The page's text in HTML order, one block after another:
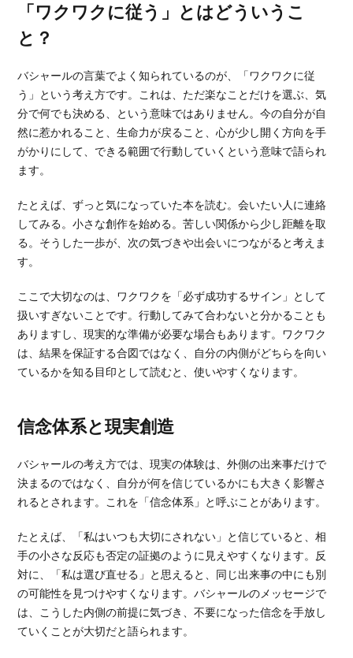
「ワクワクに従う」とはどういうこ
と？
バシャールの言葉でよく知られているのが、「ワクワクに従
う」という考え方です。これは、ただ楽なことだけを選ぶ、気
分で何でも決める、という意味ではありません。今の自分が自
然に惹かれること、生命力が戻ること、心が少し開く方向を手
がかりにして、できる範囲で行動していくという意味で語られ
ます。
たとえば、ずっと気になっていた本を読む。会いたい人に連絡
してみる。小さな創作を始める。苦しい関係から少し距離を取
る。そうした一歩が、次の気づきや出会いにつながると考えま
す。
ここで大切なのは、ワクワクを「必ず成功するサイン」として
扱いすぎないことです。行動してみて合わないと分かることも
ありますし、現実的な準備が必要な場合もあります。ワクワク
は、結果を保証する合図ではなく、自分の内側がどちらを向い
ているかを知る目印として読むと、使いやすくなります。
信念体系と現実創造
バシャールの考え方では、現実の体験は、外側の出来事だけで
決まるのではなく、自分が何を信じているかにも大きく影響さ
れるとされます。これを「信念体系」と呼ぶことがあります。
たとえば、「私はいつも大切にされない」と信じていると、相
手の小さな反応も否定の証拠のように見えやすくなります。反
対に、「私は選び直せる」と思えると、同じ出来事の中にも別
の可能性を見つけやすくなります。バシャールのメッセージで
は、こうした内側の前提に気づき、不要になった信念を手放し
ていくことが大切だと語られます。